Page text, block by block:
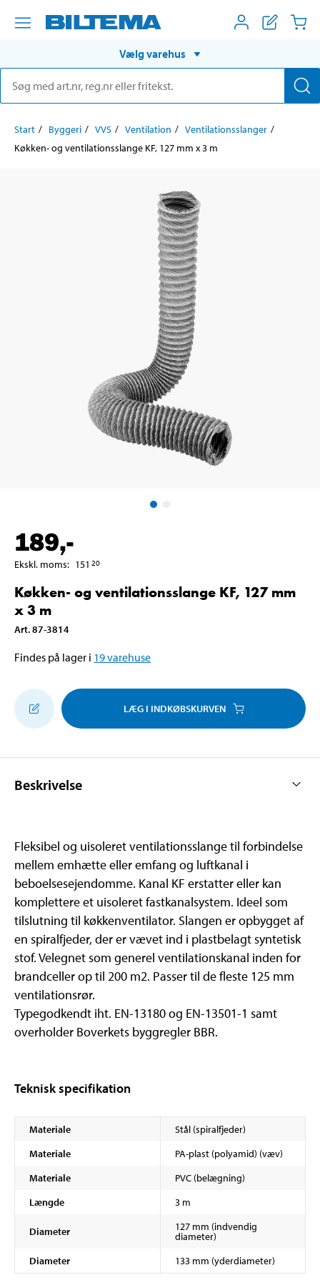
Vælg varehus
Start Byggeri VVS Ventilation
Ventilationsslanger
Køkken- og ventilationsslange KF, 127 mm x 3 m
189,-
Ekskl. moms: 151 20
Køkken- og ventilationsslange KF, 127 mm
x 3 m
Art.87-3814
Findes på lager i 19varehuse
LÆG I INDKØBSKURVEN
Beskrivelse
Fleksibel og uisoleret ventilationsslange til forbindelse
mellem emhætte eller emfang og luftkanal i
beboelsesejendomme. Kanal KF erstatter eller kan
komplettere et uisoleret fastkanalsystem. Ideel som
tilslutning til køkkenventilator. Slangen er opbygget af
en spiralfjeder, der er vævet ind i plastbelagt syntetisk
stof. Velegnet som generel ventilationskanal inden for
brandceller op til 200 m2. Passer til de fleste 125 mm
ventilationsrør.
Typegodkendt iht. EN-13180 og EN-13501-1 samt
overholder Boverkets byggregler BBR.
Teknisk specifikation
Materiale
Stål (spiralfjeder)
Materiale
PA-plast (polyamid) (væv)
Materiale
PVC (belægning)
Længde
3 m
Diameter 127 mm (indvendig
diameter)
Diameter
133 mm (yderdiameter)